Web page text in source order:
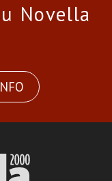
Novella